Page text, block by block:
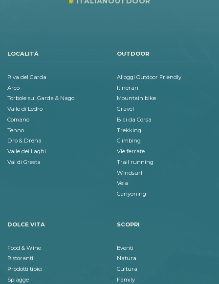
LOCALITÀ
Riva del Garda
Arco
Torbole sul Garda & Nago
Valle di Ledro
Comano
Tenno
Dro & Drena
Valle dei Laghi
Val di Gresta
OUTDOOR
Alloggi Outdoor Friendly
Itinerari
Mountain bike
Gravel
Bici da Corsa
Trekking
Climbing
Vie ferrate
Trail running
Windsurf
Vela
Canyoning
DOLCE VITA
Food & Wine
Ristoranti
Prodotti tipici
Spiagge
SCOPRI
Eventi
Natura
Cultura
Family